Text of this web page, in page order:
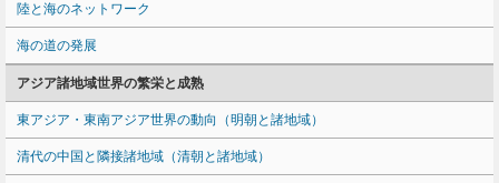
陸と海のネットワーク
海の道の発展
アジア諸地域世界の繁栄と成熟
東アジア・東南アジア世界の動向（明朝と諸地域）
清代の中国と隣接諸地域（清朝と諸地域）